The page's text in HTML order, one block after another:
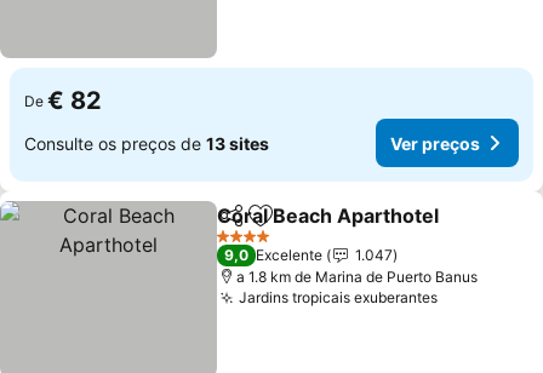
De € 82
Consulte os preços de 13 sites Ver preços
PartilharAdicionar aos favoritos
Coral Beach Aparthotel
4 Estrelas
9,0 Excelente
1.047
a 1.8 km de Marina de Puerto Banus
Jardins tropicais exuberantesVer preços